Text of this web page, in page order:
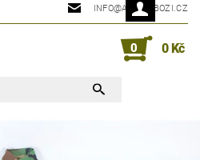
INFO@ARMYZBOZI.CZ
0 0 Kč